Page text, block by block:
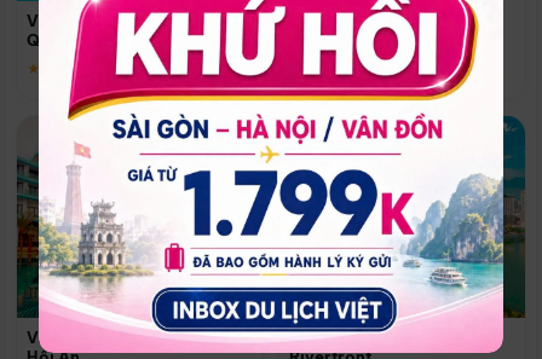
Vinpearl Resort & Spa Phu
Quoc
★ 5.0
Quoc
Phú Quốc
★ 5.0
Vinpearl Resort & Golf Nam
Melia Vinpearl Danang